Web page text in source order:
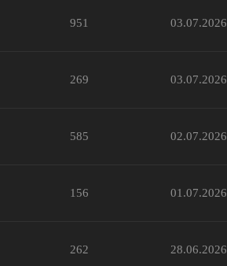
951 03.07.2026
269 03.07.2026
585 02.07.2026
156 01.07.2026
262 28.06.2026